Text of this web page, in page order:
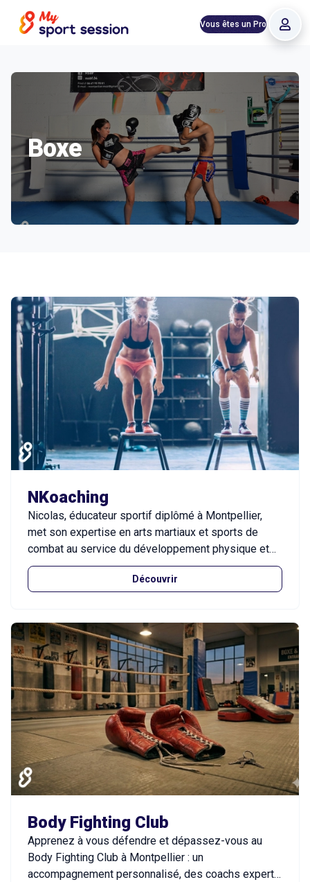
Vous êtes un Pro
Boxe
Structures proposant Boxe
NKoaching
Nicolas, éducateur sportif diplômé à Montpellier,
met son expertise en arts martiaux et sports de
combat au service du développement physique et
mental de ses clients, en créant une méthode de
combat rapproché simple et efficace, adaptée aux
randonnée sportive, le cardio boxing, la self-
défense et bien d’autres, dans un cadre motivant,
bienveillant et personnalisé, où chacun progresse à
son rythme.
Découvrir
Body Fighting Club
Apprenez à vous défendre et dépassez-vous au
Body Fighting Club à Montpellier : un
accompagnement personnalisé, des coachs experts